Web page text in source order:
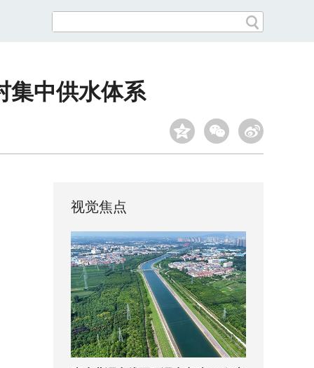
集中供水体系
视觉焦点